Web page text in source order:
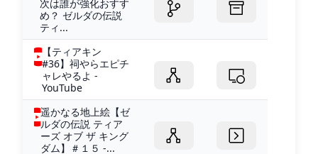
次は誰が強化おすす
め？ ゼルダの伝説
ティ...
【ティアキン
#36】祠やらエピチ
ャレやるよ -
YouTube
遥かなる地上絵【ゼ
ルダの伝説 ティア
ーズ オブ ザ キング
ダム】＃１５ -...